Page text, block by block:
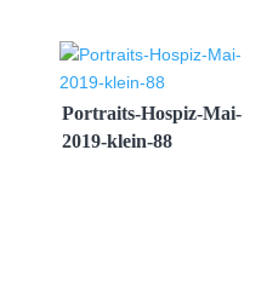
Portraits-Hospiz-Mai-
2019-klein-88